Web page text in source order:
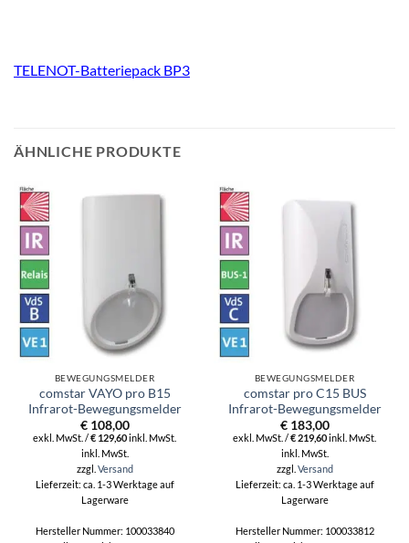
TELENOT-Batteriepack BP3
ÄHNLICHE PRODUKTE
BEWEGUNGSMELDER
comstar VAYO pro B15
Infrarot-Bewegungsmelder
€108,00
exkl. MwSt. /€ 129,60inkl. MwSt.
inkl. MwSt.
zzgl. Versand
Lieferzeit: ca. 1-3 Werktage auf
Lagerware
Hersteller Nummer: 100033840
BEWEGUNGSMELDER
comstar pro C15 BUS
Infrarot-Bewegungsmelder
€183,00
exkl. MwSt. /€219,60inkl. MwSt.
inkl. MwSt.
zzgl. Versand
Lieferzeit: ca. 1-3 Werktage auf
Lagerware
Hersteller Nummer: 100033812